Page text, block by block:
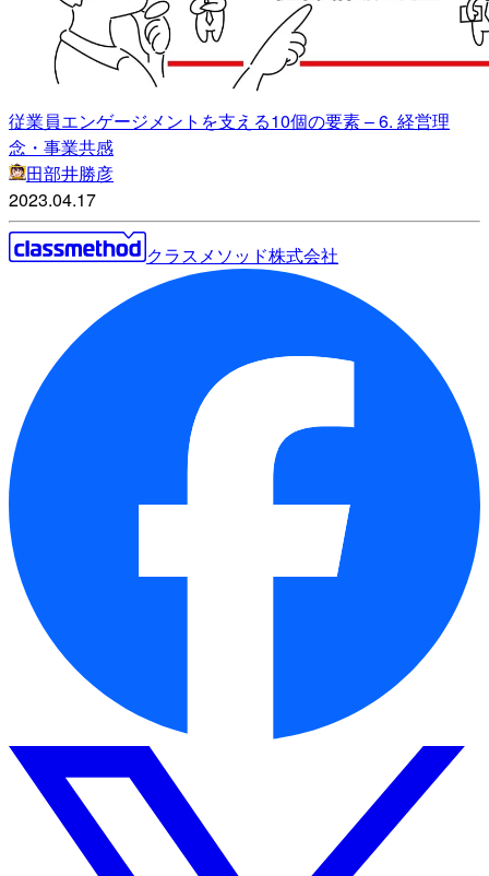
従業員エンゲージメントを支える10個の要素 – 6. 経営理
念・事業共感
田部井勝彦
2023.04.17
クラスメソッド株式会社